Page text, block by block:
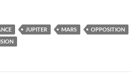
JUPITER MARS
OPPOSITION